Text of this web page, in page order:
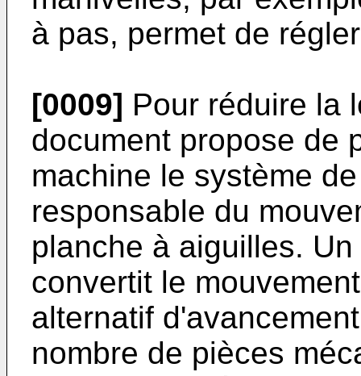
à pas, permet de
[0009] Pour réduire la
document propose de
machine le système
responsable du
planche à aiguilles.
convertit le
alternatif
nombre de pièces